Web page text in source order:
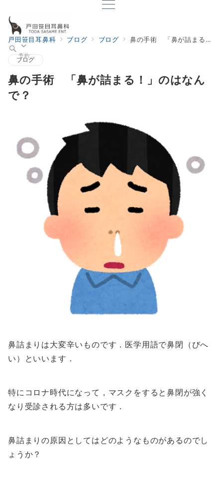
予約
戸田笹目耳鼻科 ブログ ブログ 鼻の手術 「鼻が詰まる！」のはなんで？
ブログ
鼻の手術 「鼻が詰まる！」のはなん
で？
鼻詰まりは大変辛いものです．医学用語で鼻閉（びへ
い）といいます．
特にコロナ時代になって，マスクをすると鼻閉が強く
なり受診される方は多いです．
鼻詰まりの原因としてはどのようなものがあるのでし
ょうか？